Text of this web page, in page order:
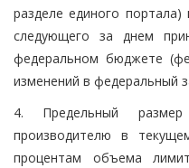
разделе единого
следующего за днем
федеральном бюджете
изменений в федеральный
4. Предельный размер
производителю в
процентам объема